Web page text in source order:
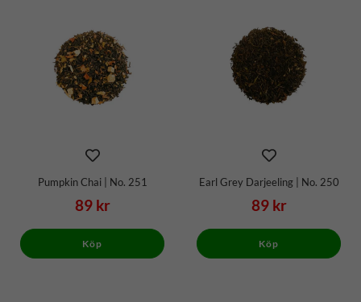
Pumpkin Chai | No. 251
89 kr
Köp
Earl Grey Darjeeling | No. 250
89 kr
Köp